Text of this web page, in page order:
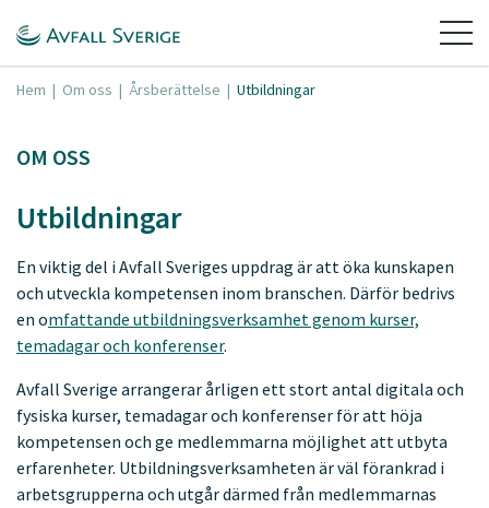
Hem | Om oss | Årsberättelse | Utbildningar
OM OSS
Utbildningar
En viktig del i Avfall Sveriges uppdrag är att öka kunskapen
och utveckla kompetensen inom branschen. Därför bedrivs
en omfattande utbildningsverksamhet genom kurser,
temadagar och konferenser.
Avfall Sverige arrangerar årligen ett stort antal digitala och
fysiska kurser, temadagar och konferenser för att höja
kompetensen och ge medlemmarna möjlighet att utbyta
erfarenheter. Utbildningsverksamheten är väl förankrad i
arbetsgrupperna och utgår därmed från medlemmarnas